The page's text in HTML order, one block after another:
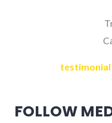
testimonial
FOLLOW